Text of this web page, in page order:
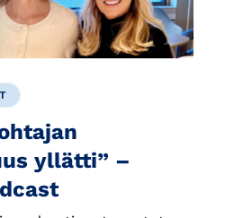
yllätti” –